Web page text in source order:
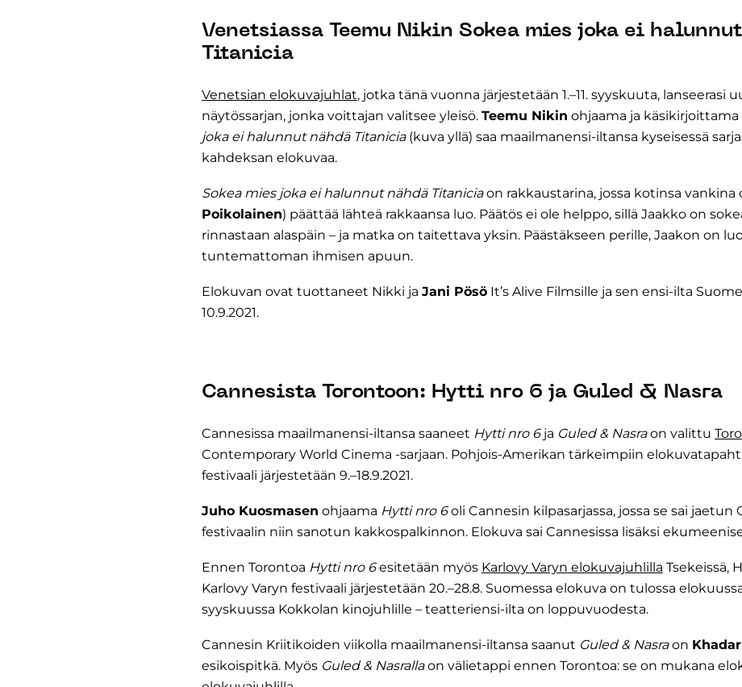
Venetsiassa Teemu Nikin Sokea mies joka ei
Titanicia
Venetsian elokuvajuhlat, jotka tänä vuonna järjestetään 1.–11. syyskuuta, lanseerasi
näytössarjan, jonka voittajan valitsee yleisö. Teemu Nikin ohjaama ja käsikirjoittama
joka ei halunnut nähdä Titanicia(kuva yllä) saa maailmanensi-iltansa kyseisessä
kahdeksan elokuvaa.
Sokea mies joka ei halunnut nähdä Titaniciaon rakkaustarina, jossa kotinsa vankina
Poikolainen) päättää lähteä rakkaansa luo. Päätös ei ole helppo, sillä Jaakko on
rinnastaan alaspäin – ja matka on taitettava yksin. Päästäkseen perille, Jaakon on
tuntemattoman ihmisen apuun.
Elokuvan ovat tuottaneet Nikki ja Jani Pösö It’s Alive Filmsille ja sen ensi-ilta
10.9.2021.
Cannesista Torontoon: Hytti nro 6 ja Guled & Nasra
Cannesissa maailmanensi-iltansa saaneet Hytti nro 6 ja Guled & Nasraon valittu
Contemporary World Cinema -sarjaan. Pohjois-Amerikan tärkeimpiin
festivaali järjestetään 9.–18.9.2021.
Juho Kuosmasen ohjaama Hytti nro 6oli Cannesin kilpasarjassa, jossa se sai jaetun
festivaalin niin sanotun kakkospalkinnon. Elokuva sai Cannesissa lisäksi
Ennen Torontoa Hytti nro 6esitetään myös Karlovy Varyn elokuvajuhlilla Tsekeissä,
Karlovy Varyn festivaali järjestetään 20.–28.8. Suomessa elokuva on tulossa
syyskuussa Kokkolan kinojuhlille – teatteriensi-ilta on loppuvuodesta.
Cannesin Kriitikoiden viikolla maailmanensi-iltansa saanut Guled & Nasraon
esikoispitkä. Myös Guled & Nasrallaon välietappi ennen Torontoa: se on mukana